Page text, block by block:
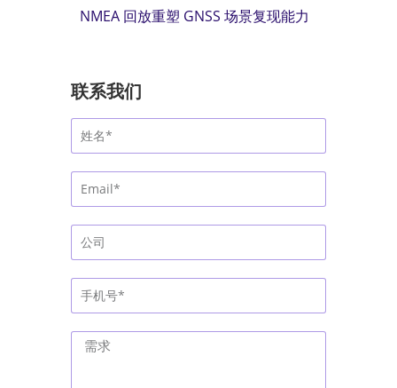
NMEA 回放重塑 GNSS 场景复现能力
联系我们